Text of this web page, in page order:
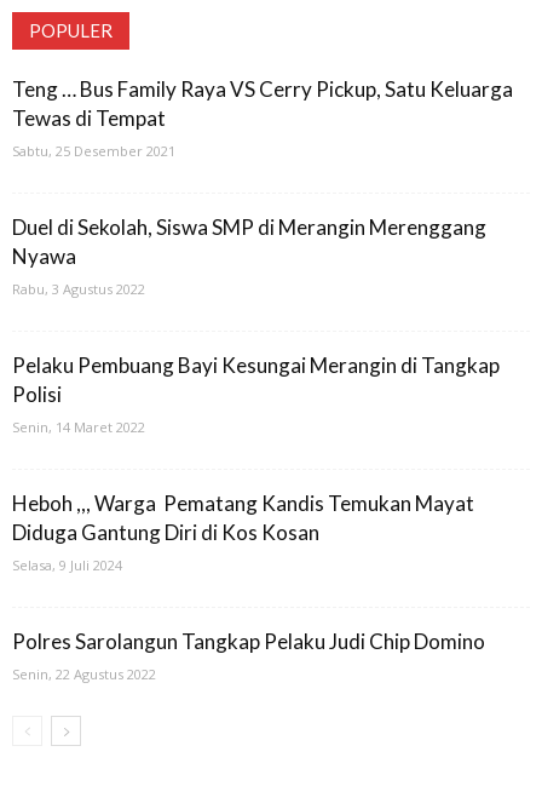
POPULER
Teng … Bus Family Raya VS Cerry Pickup, Satu Keluarga
Tewas di Tempat
Sabtu, 25 Desember 2021
Duel di Sekolah, Siswa SMP di Merangin Merenggang
Nyawa
Rabu, 3 Agustus 2022
Pelaku Pembuang Bayi Kesungai Merangin di Tangkap
Polisi
Senin, 14 Maret 2022
Heboh ,,, Warga Pematang Kandis Temukan Mayat
Diduga Gantung Diri di Kos Kosan
Selasa, 9 Juli 2024
Polres Sarolangun Tangkap Pelaku Judi Chip Domino
Senin, 22 Agustus 2022